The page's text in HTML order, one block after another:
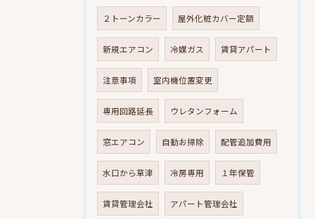
２トーンカラー 屋外化粧カバー定額
新規エアコン 冷媒ガス 賃貸アパート
注意事項 室内機位置変更
専用回路延長 ウレタンフォーム
窓エアコン 自動お掃除 配管追加費用
水口から草津 冷房専用 １年保管
賃貸管理会社 アパート管理会社